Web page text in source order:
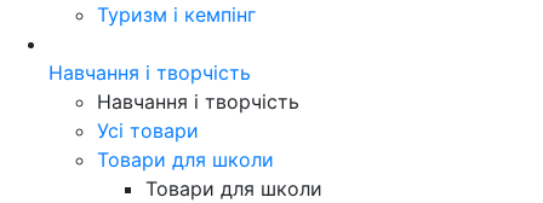
Туризм і кемпінг
Навчання і творчість
Навчання і творчість
Усі товари
Товари для школи
Товари для школи